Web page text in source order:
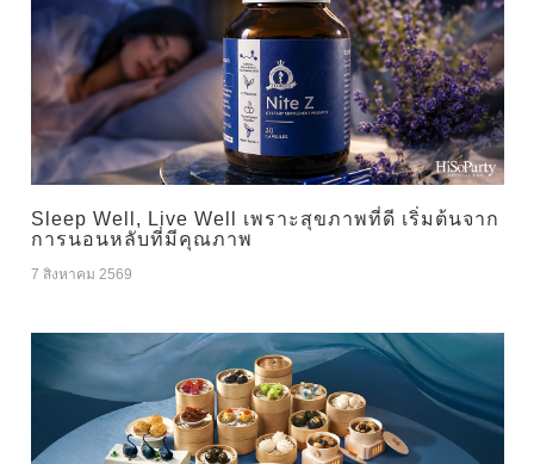
Sleep Well, Live Well เพราะสุขภาพที่ดี เริ่มต้นจาก
การนอนหลับที่มีคุณภาพ
7 สิงหาคม 2569